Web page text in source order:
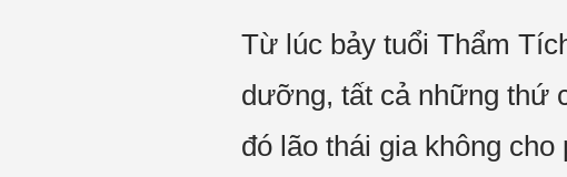
Từ lúc bảy tuổi Thẩm
dưỡng, tất cả những thứ
đó lão thái gia không